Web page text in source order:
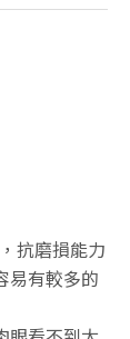
抗磨損能力
易有較多的